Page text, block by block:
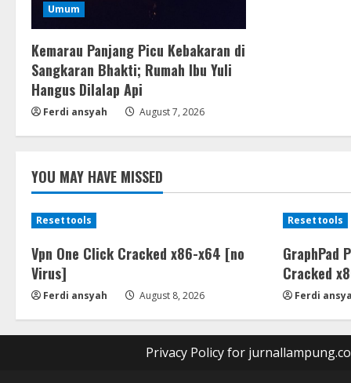
Umum
Kemarau Panjang Picu Kebakaran di
Sangkaran Bhakti; Rumah Ibu Yuli
Hangus Dilalap Api
Ferdi ansyah August 7, 2026
YOU MAY HAVE MISSED
Resettools
Vpn One Click Cracked x86-x64 [no
Virus]
Ferdi ansyah August 8, 2026
Resettools
GraphPad
Cracked
Ferdi
Privacy Policy for